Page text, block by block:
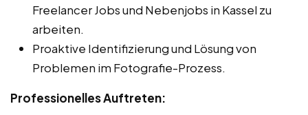
Freelancer Jobs und Nebenjobs in Kassel zu
arbeiten.
Proaktive Identifizierung und Lösung von
Problemen im Fotografie-Prozess.
Professionelles Auftreten: